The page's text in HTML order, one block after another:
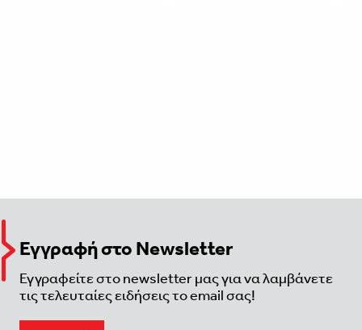
Εγγραφή στο Newsletter
Εγγραφείτε στο newsletter μας για να λαμβάνετε
τις τελευταίες ειδήσεις το email σας!